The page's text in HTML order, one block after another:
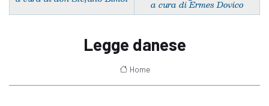
a cura di Ermes Dovico
Legge danese
Home